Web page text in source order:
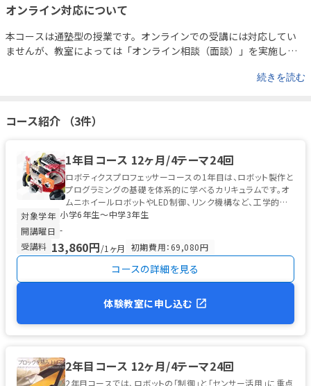
オンライン対応について
本コースは通塾型の授業です。オンラインでの受講には対応してい
ませんが、教室によっては「オンライン相談（面談）」を実施して
続きを読む
コース紹介 （3件）
1年目コース 12ヶ月/4テーマ24回
ロボティクスプロフェッサーコースの1年目は、ロボット製作と
プログラミングの基礎を体系的に学べるカリキュラムです。オ
ムニホイールロボットやLED制御、リンク機構など、工学的な
仕組みに触れながら、セ...
対象学年 小学6年生〜中学3年生
開講曜日 -
受講料 13,860円/1ヶ月 初期費用：69,080円
コースの詳細を見る
体験教室に申し込む
2年目コース 12ヶ月/4テーマ24回
2年目コースでは、ロボットの「制御」と「センサー活用」に重点